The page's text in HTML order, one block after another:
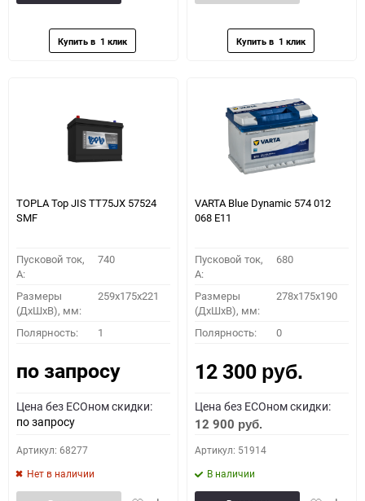
TOPLA Top JIS TT75JХ 57524
SMF
Пусковой ток,
A:
740
Размеры
(ДхШхВ), мм:
259x175x221
Полярность: 1
по запросу
Цена без ECOном скидки:
по запросу
Артикул: 68277
Нет в наличии
VARTA Blue Dynamic 574 012
068 E11
Пусковой ток,
A:
680
Размеры
(ДхШхВ), мм:
278x175x190
Полярность: 0
12 300 руб.
Цена без ECOном скидки:
12 900 руб.
Артикул: 51914
В наличии